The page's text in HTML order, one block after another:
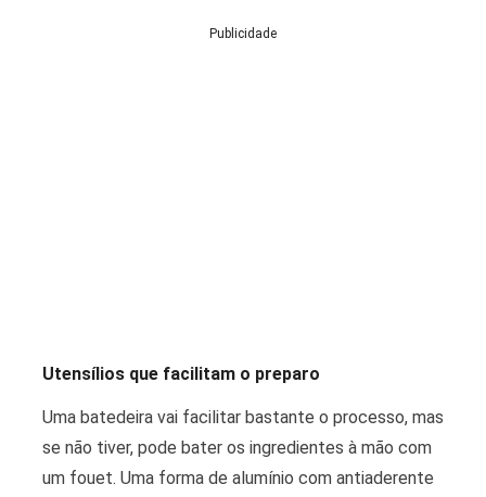
Publicidade
Utensílios que facilitam o preparo
Uma batedeira vai facilitar bastante o processo, mas
se não tiver, pode bater os ingredientes à mão com
um fouet. Uma forma de alumínio com antiaderente